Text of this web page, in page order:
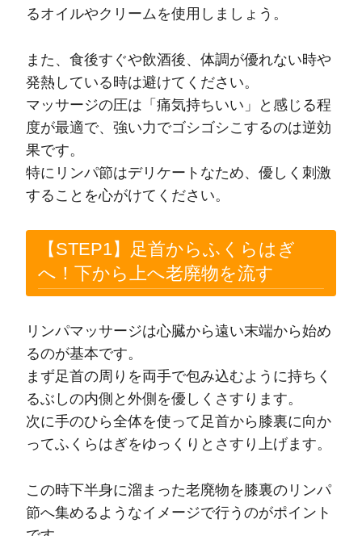
るオイルやクリームを使用しましょう。
また、食後すぐや飲酒後、体調が優れない時や
発熱している時は避けてください。
マッサージの圧は「痛気持ちいい」と感じる程
度が最適で、強い力でゴシゴシこするのは逆効
果です。
特にリンパ節はデリケートなため、優しく刺激
することを心がけてください。
【STEP1】足首からふくらはぎ
へ！下から上へ老廃物を流す
リンパマッサージは心臓から遠い末端から始め
るのが基本です。
まず足首の周りを両手で包み込むように持ちく
るぶしの内側と外側を優しくさすります。
次に手のひら全体を使って足首から膝裏に向か
ってふくらはぎをゆっくりとさすり上げます。
この時下半身に溜まった老廃物を膝裏のリンパ
節へ集めるようなイメージで行うのがポイント